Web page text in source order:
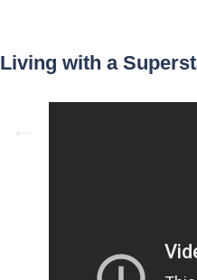
Living with a